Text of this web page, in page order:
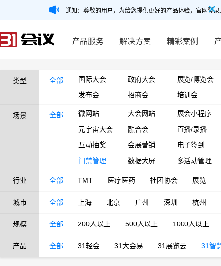
通知：尊敬的用户，为给您提供更好的产品体验，官网登
产品服务 解决方案 精彩案例
类型 全部 国际大会 政府大会
展览/博览会
发布会
招商会 培训会
场景 全部 微网站 大会网站
展会小程序
元宇宙大会
融合会
直播/录播
互动抽奖
会展营销
电子签到
门禁管理
数据大屏 多活动管理
行业 全部 TMT 医疗医药 社团协会 展览
城市 全部 上海 北京 广州 深圳 杭州
规模 全部 200人以上 500人以上 1000人以上
产品 全部 31轻会 31大会易 31展览云 31智